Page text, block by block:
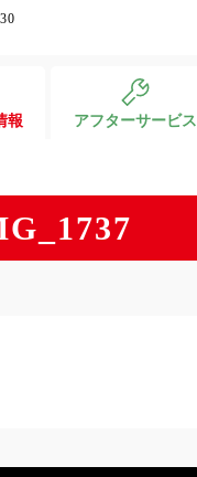
報 アフターサービス